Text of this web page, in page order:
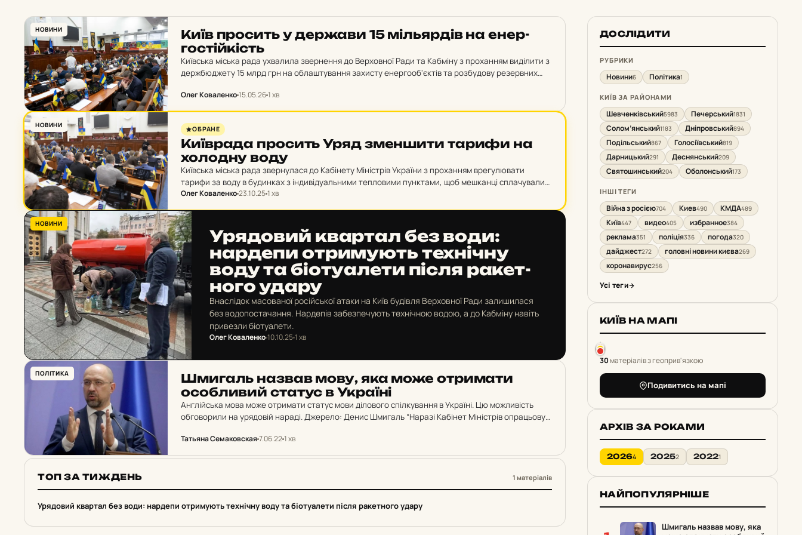
НОВИНИ
Київ про­сить у дер­жа­ви 15 міль­яр­дів на енер­
гос­тій­кість
Київська міська рада ухвалила звернення до Верховної Ради та Кабміну з проханням виділити з
держбюджету 15 млрд грн на облаштування захисту енергооб'єктів та розбудову резервних
Олег Коваленко15.05.261 хв
НОВИНИ ОБРАНЕ
Ки­їв­ра­да про­сить Уряд змен­ши­ти тарифи на
хо­лод­ну воду
Київська міська рада звернулася до Кабінету Міністрів України з проханням врегулювати
тарифи за воду в будинках з індивідуальними тепловими пунктами, щоб мешканці сплачували
за холодну воду на підігрів за нижчою…
Олег Коваленко23.10.251 хв
НОВИНИ
Уря­до­вий квар­тал без води:
нар­де­пи от­ри­му­ють тех­ніч­ну
воду та бі­о­ту­а­ле­ти після ра­кет­
но­го удару
Внаслідок масованої російської атаки на Київ будівля Верховної Ради залишилася
без водопостачання. Нардепів забезпечують технічною водою, а до Кабміну навіть
привезли біотуалети.
Олег Коваленко10.10.251 хв
ПОЛІТИКА
Шми­галь назвав мову, яка може от­ри­ма­ти
особ­ли­вий статус в Ук­ра­ї­ні
Англійська мова може отримати статус мови ділового спілкування в Україні. Цю можливість
обговорили на урядовій нараді. Джерело: Денис Шмигаль “Наразі Кабінет Міністрів опрацьовує
Татьяна Семаковская7.06.221 хв
ТОП ЗА ТИЖДЕНЬ 1 матеріалів
1
Урядовий квартал без води: нардепи отримують технічну воду та біотуалети після ракетного удару
ДОСЛІДИТИ
РУБРИКИ
Новини6 Політика1
КИЇВ ЗА РАЙОНАМИ
Шевченківський5983 Печерський1831
Солом’янський1183 Дніпровський894
Подільський867 Голосіївський819
Дарницький291 Деснянський209
Святошинський204 Оболонський173
ІНШІ ТЕГИ
Війна з росією704 Киев490 КМДА489
Київ447 видео405 избранное384
реклама351 поліція336 погода320
дайджест272 головні новини києва269
коронавирус256
Усі теги
КИЇВ НА МАПІ
30матеріалів з геоприв'язкою
Подивитись на мапі
АРХІВ ЗА РОКАМИ
20264 20252 20221
НАЙПОПУЛЯРНІШЕ
Шмигаль назвав мову, яка